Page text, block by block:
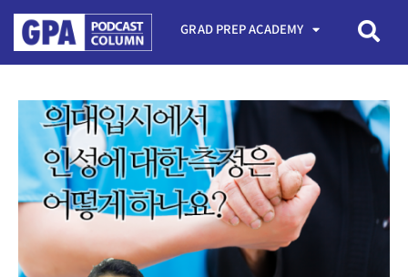
GRAD PREP ACADEMY